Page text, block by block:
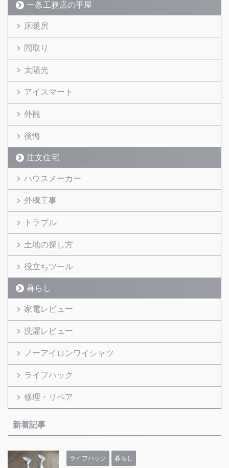
一条工務店の平屋
床暖房
間取り
太陽光
アイスマート
外観
後悔
注文住宅
ハウスメーカー
外構工事
トラブル
土地の探し方
役立ちツール
暮らし
家電レビュー
洗濯レビュー
ノーアイロンワイシャツ
ライフハック
修理・リペア
新着記事
ライフハック 暮らし